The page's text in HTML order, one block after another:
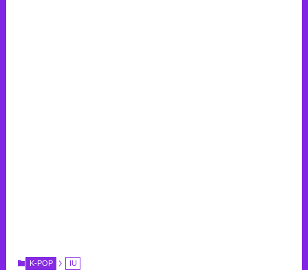
K-POP IU